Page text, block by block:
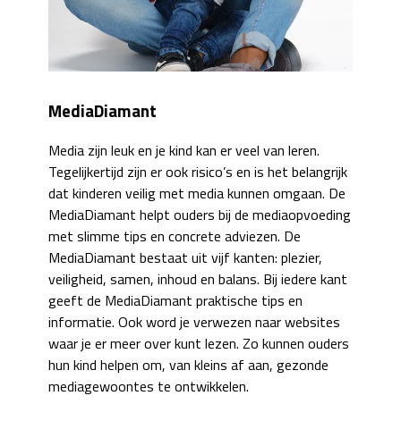
MediaDiamant
Media zijn leuk en je kind kan er veel van leren.
Tegelijkertijd zijn er ook risico’s en is het belangrijk
dat kinderen veilig met media kunnen omgaan. De
MediaDiamant helpt ouders bij de mediaopvoeding
met slimme tips en concrete adviezen. De
MediaDiamant bestaat uit vijf kanten: plezier,
veiligheid, samen, inhoud en balans. Bij iedere kant
geeft de MediaDiamant praktische tips en
informatie. Ook word je verwezen naar websites
waar je er meer over kunt lezen. Zo kunnen ouders
hun kind helpen om, van kleins af aan, gezonde
mediagewoontes te ontwikkelen.